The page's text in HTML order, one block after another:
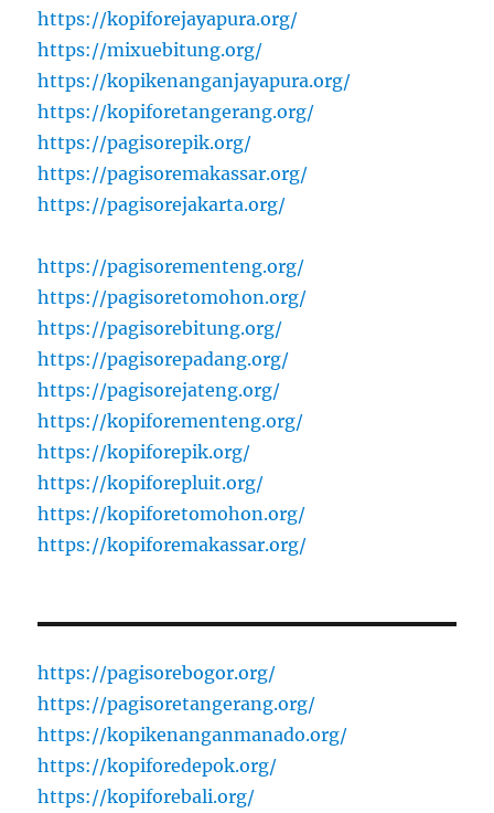
https://kopiforejayapura.org/
https://mixuebitung.org/
https://kopikenanganjayapura.org/
https://kopiforetangerang.org/
https://pagisorepik.org/
https://pagisoremakassar.org/
https://pagisorejakarta.org/
https://pagisorementeng.org/
https://pagisoretomohon.org/
https://pagisorebitung.org/
https://pagisorepadang.org/
https://pagisorejateng.org/
https://kopiforementeng.org/
https://kopiforepik.org/
https://kopiforepluit.org/
https://kopiforetomohon.org/
https://kopiforemakassar.org/
https://pagisorebogor.org/
https://pagisoretangerang.org/
https://kopikenanganmanado.org/
https://kopiforedepok.org/
https://kopiforebali.org/